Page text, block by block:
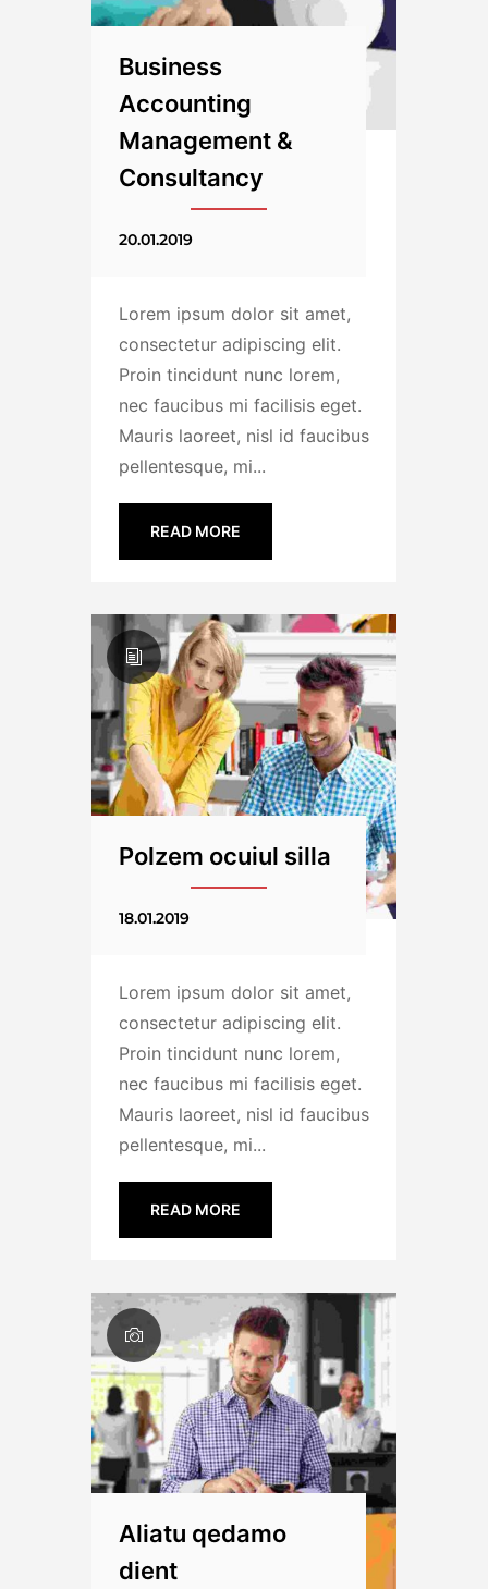
Business
Accounting
Management &
Consultancy
20.01.2019
Lorem ipsum dolor sit amet,
consectetur adipiscing elit.
Proin tincidunt nunc lorem,
nec faucibus mi facilisis eget.
Mauris laoreet, nisl id faucibus
pellentesque, mi...
READ MORE
Polzem ocuiul silla
18.01.2019
Lorem ipsum dolor sit amet,
consectetur adipiscing elit.
Proin tincidunt nunc lorem,
nec faucibus mi facilisis eget.
Mauris laoreet, nisl id faucibus
pellentesque, mi...
READ MORE
Aliatu qedamo
dient